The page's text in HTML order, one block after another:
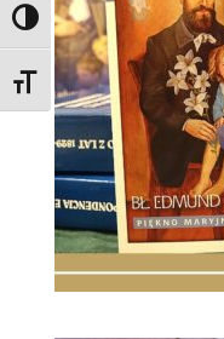
Toggle High Contrast
Toggle Font size